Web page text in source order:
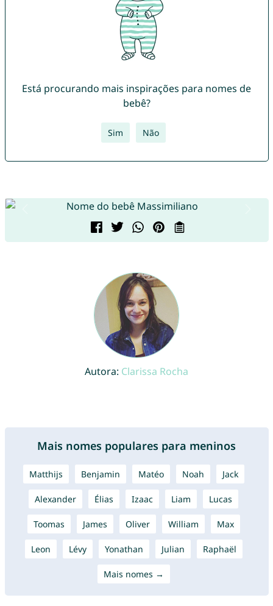
Está procurando mais inspirações para nomes de
bebê?
Sim Não
Autora: Clarissa Rocha
Mais nomes populares para meninos
Matthijs Benjamin Matéo Noah Jack
Alexander Élias Izaac Liam Lucas
Toomas James Oliver William Max
Leon Lévy Yonathan Julian Raphaël
Mais nomes →